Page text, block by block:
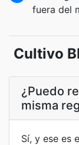
fuera del
Cultivo
¿Puedo
misma
Sí, y ese es